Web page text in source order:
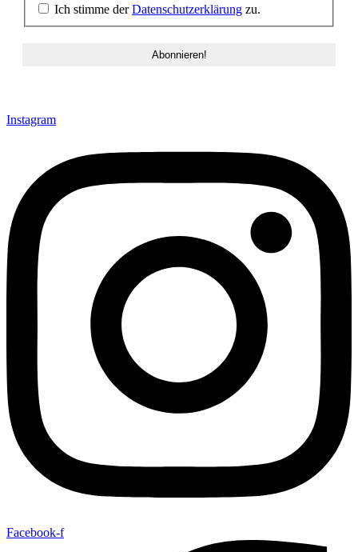
Ich stimme derDatenschutzerklärung zu.
Instagram
Facebook-f